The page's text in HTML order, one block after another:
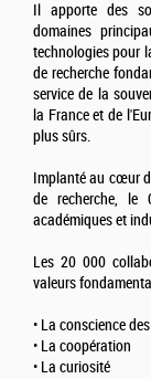
Il apporte des
domaines
technologies pour
de recherche
service de la
la France et de
plus sûrs.
Implanté au cœur
de recherche, le
académiques et
Les 20 000
valeurs
• La conscience
• La coopération
• La curiosité